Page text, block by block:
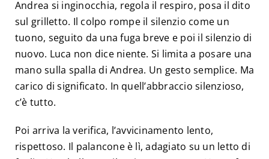
Andrea si inginocchia, regola il respiro, posa il dito
sul grilletto. Il colpo rompe il silenzio come un
tuono, seguito da una fuga breve e poi il silenzio di
nuovo. Luca non dice niente. Si limita a posare una
mano sulla spalla di Andrea. Un gesto semplice. Ma
carico di significato. In quell’abbraccio silenzioso,
c’è tutto.
Poi arriva la verifica, l’avvicinamento lento,
rispettoso. Il palancone è lì, adagiato su un letto di